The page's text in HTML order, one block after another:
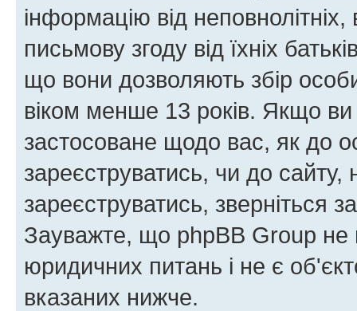
інформацію від
письмову згоду від їхніх
що вони дозволяють збір
віком менше 13 років. Якщо
застосоване щодо вас, як до
зареєструватись, чи до
зареєструватись, зверніться
Зауважте, що phpBB Group не
юридичних питань і не є
вказаних нижче.